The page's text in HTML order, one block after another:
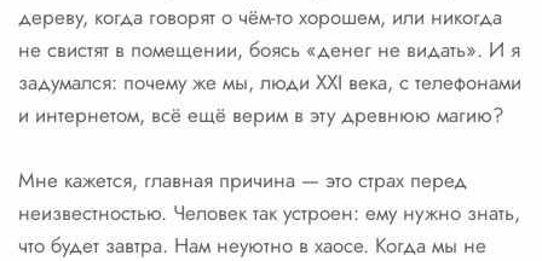
дереву, когда говорят о чём-то хорошем, или никогда
не свистят в помещении, боясь «денег не видать». И я
задумался: почему же мы, люди XXI века, с телефонами
и интернетом, всё ещё верим в эту древнюю магию?
Мне кажется, главная причина — это страх перед
неизвестностью. Человек так устроен: ему нужно знать,
что будет завтра. Нам неуютно в хаосе. Когда мы не